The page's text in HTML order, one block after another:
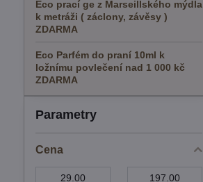
Parametry
Cena
Eco prací ge z Marseillského mýdla
k metráži ( záclony, závěsy )
ZDARMA
Eco Parfém do praní 10ml k
ložnímu povlečení nad 1 000 kč
ZDARMA